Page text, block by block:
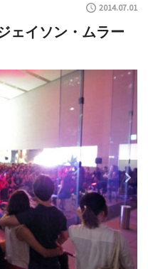
2014.07.01
ェイソン・ムラー